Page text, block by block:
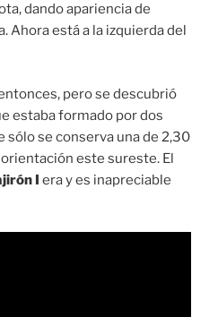
dando apariencia de
Ahora está a la izquierda del
pero se descubrió
estaba formado por dos
sólo se conserva una de 2,30
este sureste. El
I era y es inapreciable